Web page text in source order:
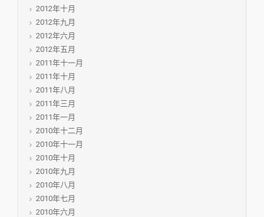
2012年十月
2012年九月
2012年六月
2012年五月
2011年十一月
2011年十月
2011年八月
2011年三月
2011年一月
2010年十二月
2010年十一月
2010年十月
2010年九月
2010年八月
2010年七月
2010年六月